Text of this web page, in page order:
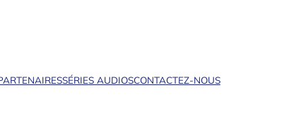
SÉRIES AUDIOSCONTACTEZ-NOUS